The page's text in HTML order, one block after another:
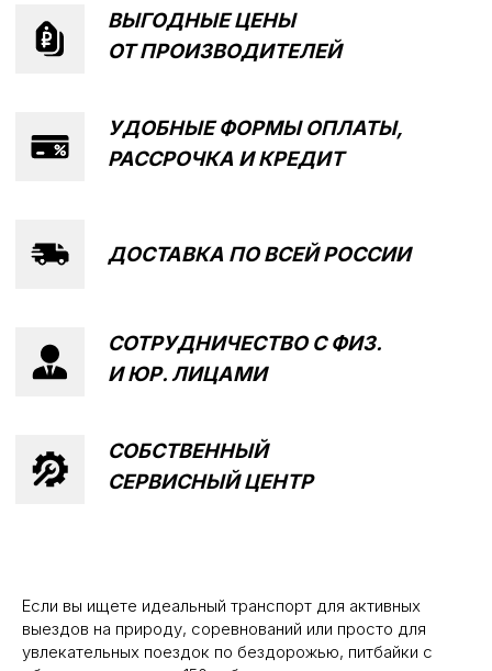
Если вы ищете идеальный транспорт для активных
выездов на природу, соревнований или просто для
увлекательных поездок по бездорожью, питбайки с
Написать в MAX Написать в Telegram